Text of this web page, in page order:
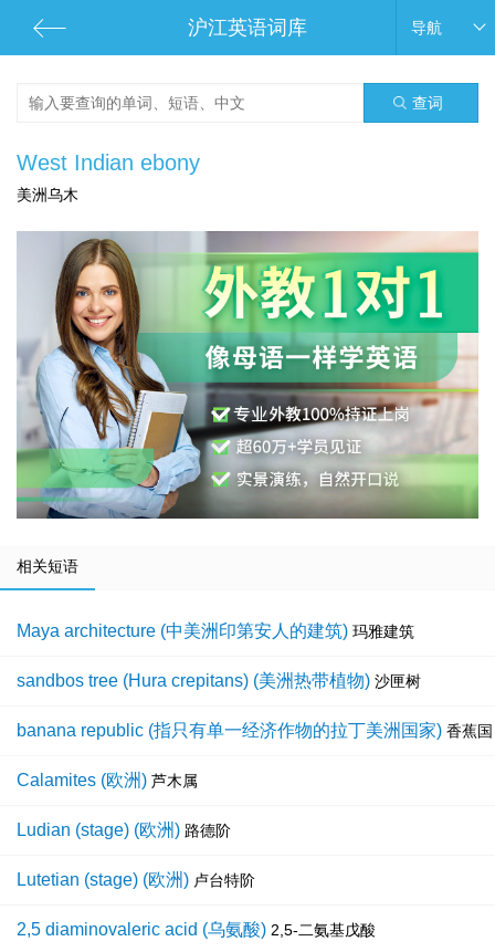
沪江英语词库 导航
查词
West Indian ebony
美洲乌木
相关短语
Maya architecture (中美洲印第安人的建筑) 玛雅建筑
sandbos tree (Hura crepitans) (美洲热带植物) 沙匣树
banana republic (指只有单一经济作物的拉丁美洲国家) 香蕉国
Calamites (欧洲) 芦木属
Ludian (stage) (欧洲) 路德阶
Lutetian (stage) (欧洲) 卢台特阶
2,5 diaminovaleric acid (乌氨酸) 2,5-二氨基戊酸